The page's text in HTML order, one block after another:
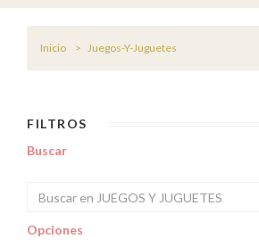
Inicio Juegos-Y-Juguetes
FILTROS
Buscar
Opciones